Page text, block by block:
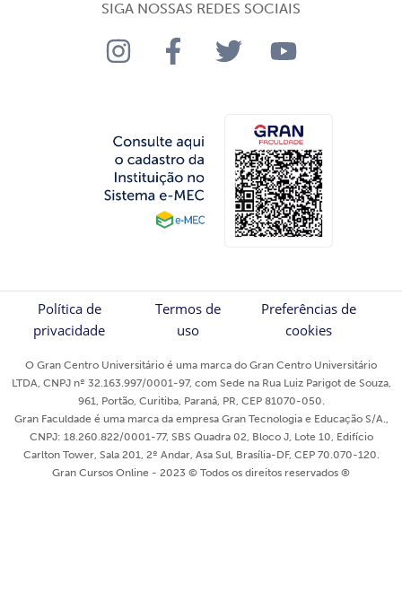
SIGA NOSSAS REDES SOCIAIS
Política de
privacidade
Termos de
uso
Preferências de
cookies
O Gran Centro Universitário é uma marca do Gran Centro Universitário
LTDA, CNPJ nº 32.163.997/0001-97, com Sede na Rua Luiz Parigot de Souza,
961, Portão, Curitiba, Paraná, PR, CEP 81070-050.
Gran Faculdade é uma marca da empresa Gran Tecnologia e Educação S/A.,
CNPJ: 18.260.822/0001-77, SBS Quadra 02, Bloco J, Lote 10, Edifício
Carlton Tower, Sala 201, 2º Andar, Asa Sul, Brasília-DF, CEP 70.070-120.
Gran Cursos Online - 2023 © Todos os direitos reservados ®